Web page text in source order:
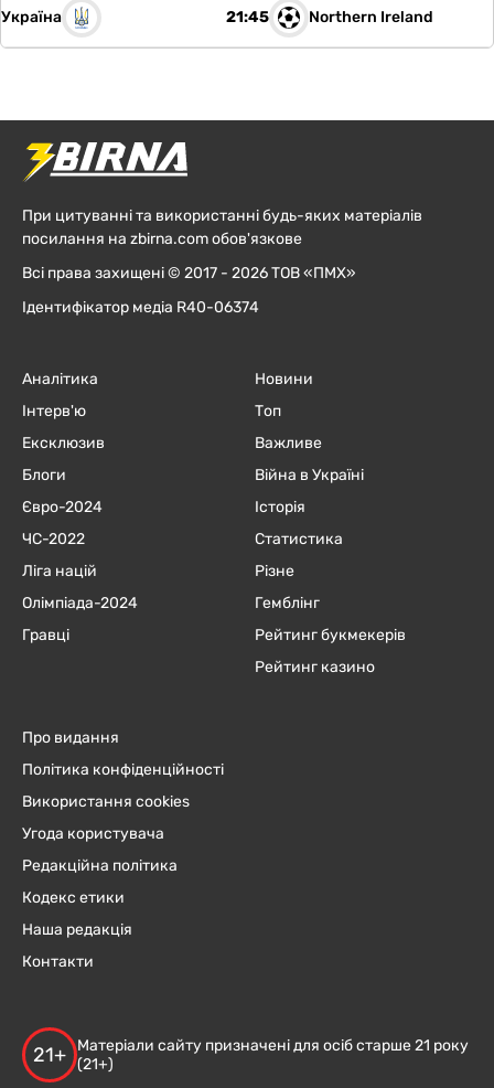
Україна 21:45 Northern Ireland
При цитуванні та використанні будь-яких матеріалів
посилання на zbirna.com обов'язкове
Всі права захищені © 2017 - 2026 ТОВ «ПМХ»
Ідентифікатор медіа R40-06374
Аналітика
Інтерв'ю
Ексклюзив
Блоги
Євро-2024
ЧC-2022
Ліга націй
Олімпіада-2024
Гравці
Новини
Топ
Важливе
Війна в Україні
Історія
Статистика
Різне
Гемблінг
Рейтинг букмекерів
Рейтинг казино
Про видання
Політика конфіденційності
Використання cookies
Угода користувача
Редакційна політика
Кодекс етики
Наша редакція
Контакти
21+
Матеріали сайту призначені для осіб старше 21 року
(21+)